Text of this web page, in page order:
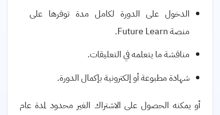
الدخول على الدورة لكامل مدة توفرها على
منصةFuture Learn
.
مناقشة ما يتعلمه في التعليقات.
شهادة مطبوعة أو إلكترونية بإكمال الدورة.
أو يمكنه الحصول على الاشتراك الغير محدود لمدة عام